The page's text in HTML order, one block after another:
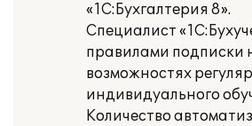
«1С:Бухгалтерия 8».
Специалист
правилами подписки
возможностях
индивидуального
Количество